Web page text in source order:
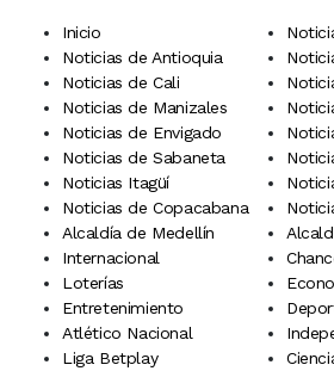
Inicio
Noticias de Antioquia
Noticias de Cali
Noticias de Manizales
Noticias de Envigado
Noticias de Sabaneta
Noticias Itagüí
Noticias de Copacabana
Alcaldía de Medellín
Internacional
Loterías
Entretenimiento
Atlético Nacional
Liga Betplay